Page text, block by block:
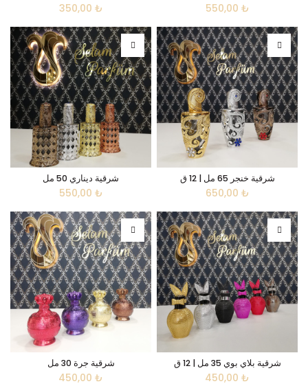
350,00 ₺ 550,00 ₺
شرقية ديناري 50 مل
550,00 ₺
شرقية خنجر 65 مل | 12 ق
650,00 ₺
شرقية جرة 30 مل
450,00 ₺
شرقية بلاي بوي 35 مل | 12 ق
450,00 ₺